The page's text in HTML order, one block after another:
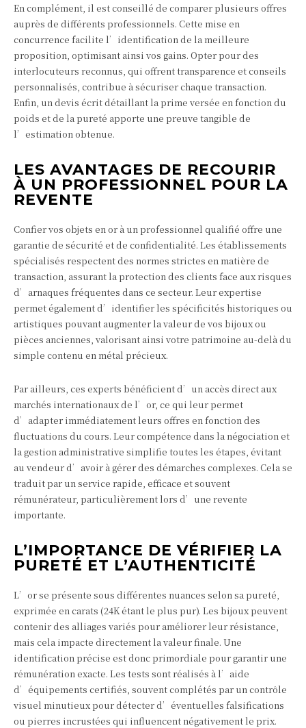
En complément, il est conseillé de comparer plusieurs offres
auprès de différents professionnels. Cette mise en
concurrence facilite l’identification de la meilleure
proposition, optimisant ainsi vos gains. Opter pour des
interlocuteurs reconnus, qui offrent transparence et conseils
personnalisés, contribue à sécuriser chaque transaction.
Enfin, un devis écrit détaillant la prime versée en fonction du
poids et de la pureté apporte une preuve tangible de
l’estimation obtenue.
LES AVANTAGES DE RECOURIR
À UN PROFESSIONNEL POUR LA
REVENTE
Confier vos objets en or à un professionnel qualifié offre une
garantie de sécurité et de confidentialité. Les établissements
spécialisés respectent des normes strictes en matière de
transaction, assurant la protection des clients face aux risques
d’arnaques fréquentes dans ce secteur. Leur expertise
permet également d’identifier les spécificités historiques ou
artistiques pouvant augmenter la valeur de vos bijoux ou
pièces anciennes, valorisant ainsi votre patrimoine au-delà du
simple contenu en métal précieux.
Par ailleurs, ces experts bénéficient d’un accès direct aux
marchés internationaux de l’or, ce qui leur permet
d’adapter immédiatement leurs offres en fonction des
fluctuations du cours. Leur compétence dans la négociation et
la gestion administrative simplifie toutes les étapes, évitant
au vendeur d’avoir à gérer des démarches complexes. Cela se
traduit par un service rapide, efficace et souvent
rémunérateur, particulièrement lors d’une revente
importante.
L’IMPORTANCE DE VÉRIFIER LA
PURETÉ ET L’AUTHENTICITÉ
L’or se présente sous différentes nuances selon sa pureté,
exprimée en carats (24K étant le plus pur). Les bijoux peuvent
contenir des alliages variés pour améliorer leur résistance,
mais cela impacte directement la valeur finale. Une
identification précise est donc primordiale pour garantir une
rémunération exacte. Les tests sont réalisés à l’aide
d’équipements certifiés, souvent complétés par un contrôle
visuel minutieux pour détecter d’éventuelles falsifications
ou pierres incrustées qui influencent négativement le prix.